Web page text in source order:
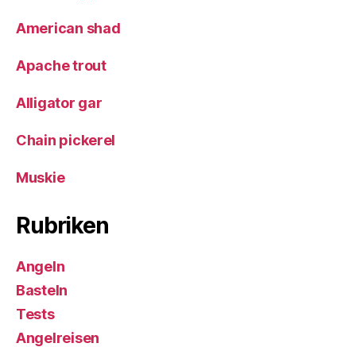
American shad
Apache trout
Alligator gar
Chain pickerel
Muskie
Rubriken
Angeln
Basteln
Tests
Angelreisen